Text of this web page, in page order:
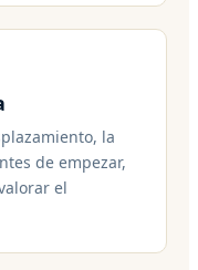
la
de empezar,
el